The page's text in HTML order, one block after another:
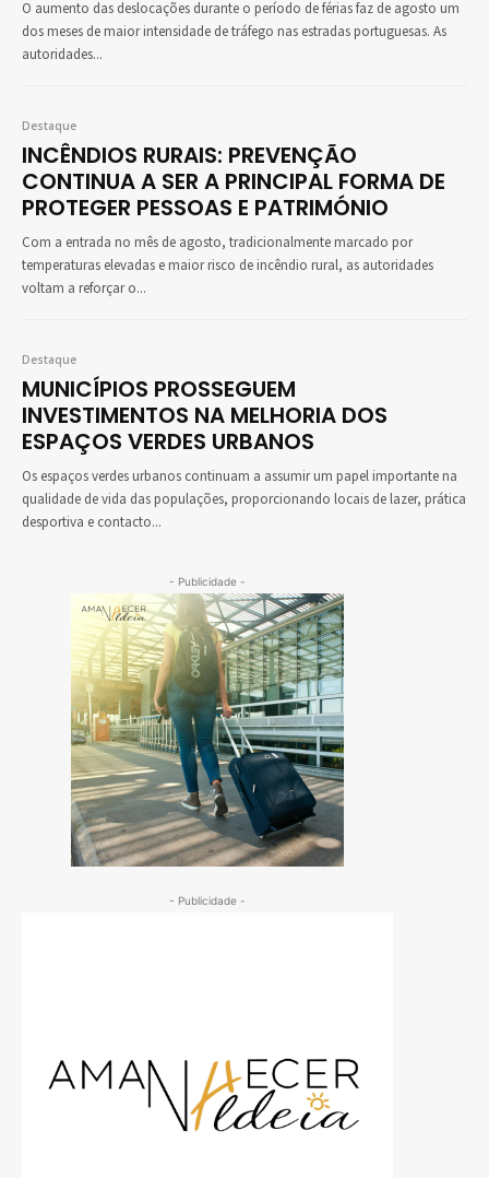
O aumento das deslocações durante o período de férias faz de agosto um
dos meses de maior intensidade de tráfego nas estradas portuguesas. As
autoridades...
Destaque
INCÊNDIOS RURAIS: PREVENÇÃO
CONTINUA A SER A PRINCIPAL FORMA DE
PROTEGER PESSOAS E PATRIMÓNIO
Com a entrada no mês de agosto, tradicionalmente marcado por
temperaturas elevadas e maior risco de incêndio rural, as autoridades
voltam a reforçar o...
Destaque
MUNICÍPIOS PROSSEGUEM
INVESTIMENTOS NA MELHORIA DOS
ESPAÇOS VERDES URBANOS
Os espaços verdes urbanos continuam a assumir um papel importante na
qualidade de vida das populações, proporcionando locais de lazer, prática
desportiva e contacto...
- Publicidade -
- Publicidade -